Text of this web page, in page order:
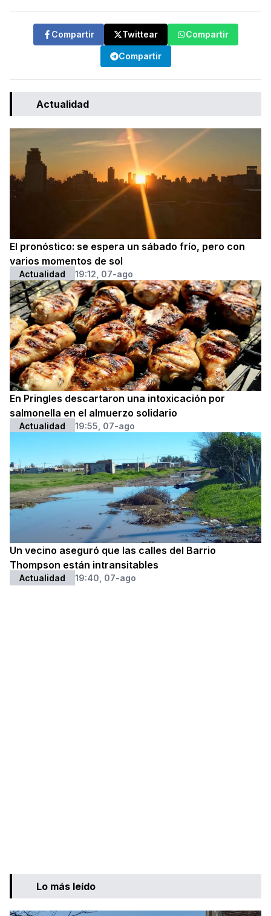
Compartir Twittear Compartir
Compartir
Actualidad
El pronóstico: se espera un sábado frío, pero con
varios momentos de sol
Actualidad 19:12, 07-ago
En Pringles descartaron una intoxicación por
salmonella en el almuerzo solidario
Actualidad 19:55, 07-ago
Un vecino aseguró que las calles del Barrio
Thompson están intransitables
Actualidad 19:40, 07-ago
Lo más leído